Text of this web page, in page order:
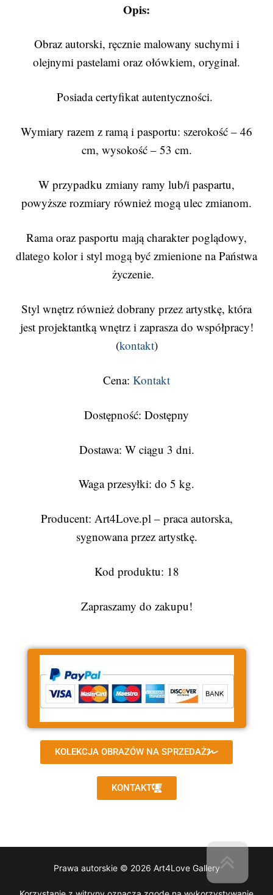
Opis:
Obraz autorski, ręcznie malowany suchymi i
olejnymi pastelami oraz ołówkiem, oryginał.
Posiada certyfikat autentyczności.
Wymiary razem z ramą i pasportu: szerokość – 46
cm, wysokość – 53 cm.
W przypadku zmiany ramy lub/i paspartu,
powyższe rozmiary również mogą ulec zmianom.
Rama oraz pasportu mają charakter poglądowy,
dlatego kolor i styl mogą być zmienione na Państwa
życzenie.
Styl wnętrz również dobrany przez artystkę, która
jest projektantką wnętrz i zaprasza do współpracy!
(kontakt)
Cena: Kontakt
Dostępność: Dostępny
Dostawa: W ciągu 3 dni.
Waga przesyłki: do 5 kg.
Producent: Art4Love.pl – praca autorska,
sygnowana przez artystkę.
Kod produktu: 18
Zapraszamy do zakupu!
KOLEKCJA OBRAZÓW NA SPRZEDAŻ
KONTAKT
Prawa autorskie © 2026 Art4Love Gallery